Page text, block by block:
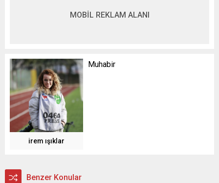
MOBİL REKLAM ALANI
irem ışıklar
Muhabir
Benzer Konular